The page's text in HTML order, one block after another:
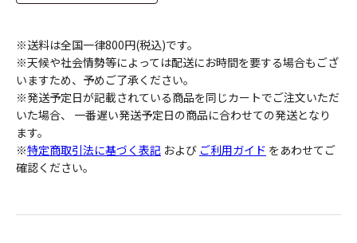
※送料は全国一律800円(税込)です。
※天候や社会情勢等によっては配送にお時間を要する場合もござ
いますため、予めご了承ください。
※発送予定日が記載されている商品を同じカートでご注文いただ
いた場合、 一番遅い発送予定日の商品に合わせての発送となり
ます。
※特定商取引法に基づく表記 および ご利用ガイド をあわせてご
確認ください。